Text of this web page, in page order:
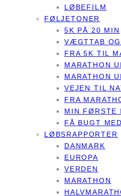
LØBEFILM
FØLJETONER
5K PÅ 20 MIN
VÆGTTAB
FRA 5K TIL
MARATHON
MARATHON
VEJEN TIL
FRA
MIN FØRSTE
FÅ BUGT
LØBSRAPPORTER
DANMARK
EUROPA
VERDEN
MARATHON